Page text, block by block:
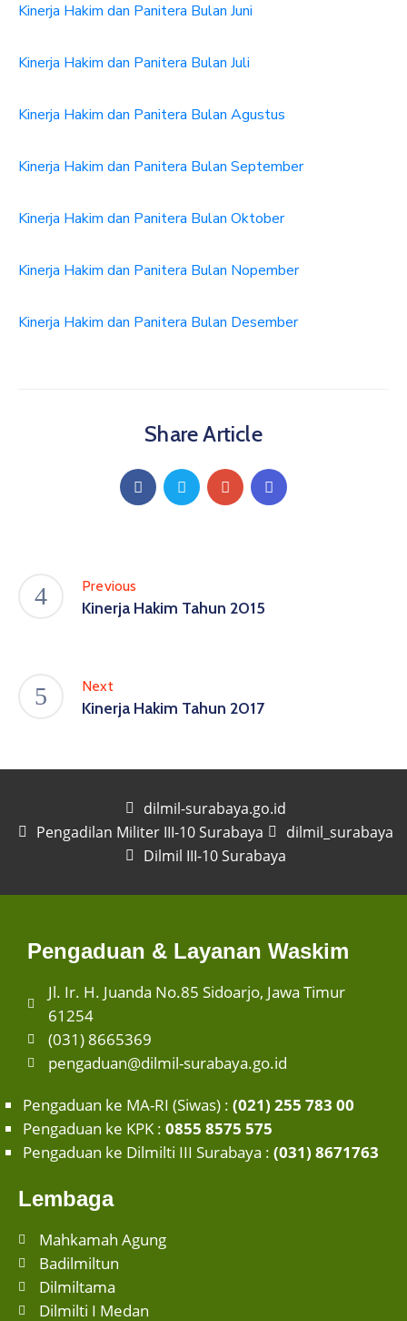
Kinerja Hakim dan Panitera Bulan Juni
Kinerja Hakim dan Panitera Bulan Juli
Kinerja Hakim dan Panitera Bulan Agustus
Kinerja Hakim dan Panitera Bulan September
Kinerja Hakim dan Panitera Bulan Oktober
Kinerja Hakim dan Panitera Bulan Nopember
Kinerja Hakim dan Panitera Bulan Desember
Share Article
Previous
Kinerja Hakim Tahun 2015
Next
Kinerja Hakim Tahun 2017
dilmil-surabaya.go.id
Pengadilan Militer III-10 Surabaya
dilmil_surabaya
Dilmil III-10 Surabaya
Pengaduan & Layanan Waskim
Jl. Ir. H. Juanda No.85 Sidoarjo, Jawa Timur
61254
(031) 8665369
pengaduan@dilmil-surabaya.go.id
Pengaduan ke MA-RI (Siwas) : (021) 255 783 00
Pengaduan ke KPK : 0855 8575 575
Pengaduan ke Dilmilti III Surabaya : (031) 8671763
Lembaga
Mahkamah Agung
Badilmiltun
Dilmiltama
Dilmilti I Medan